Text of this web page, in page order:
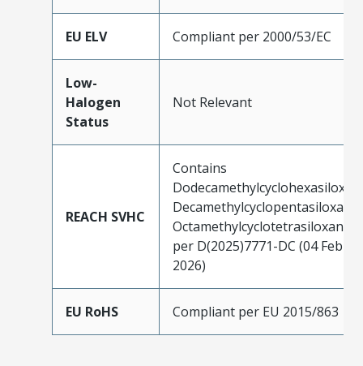
EU ELV Compliant per 2000/53/EC
Low-
Halogen
Status
Not Relevant
REACH SVHC
Contains
Decamethylcyclopentasiloxane;
Octamethylcyclotetrasiloxane
per D(2025)7771-DC (04 Feb
2026)
EU RoHS Compliant per EU 2015/863